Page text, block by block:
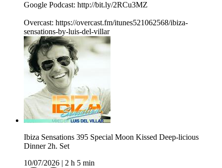
Google Podcast: http://bit.ly/2RCu3MZ
Overcast: https://overcast.fm/itunes521062568/ibiza-
sensations-by-luis-del-villar
Ibiza Sensations 395 Special Moon Kissed Deep-licious
Dinner 2h. Set
10/07/2026
2 h 5 min